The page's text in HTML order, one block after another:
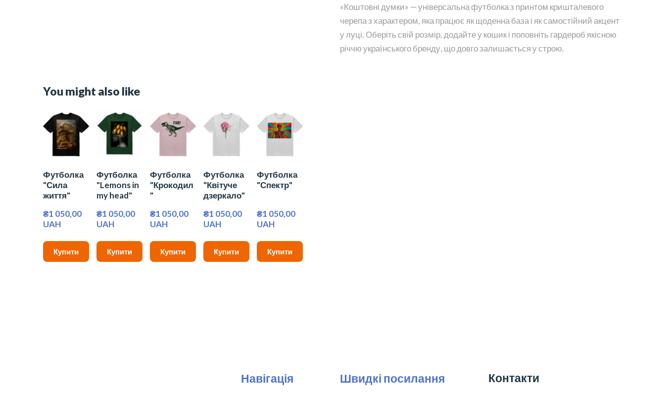
«Коштовні думки» — універсальна футболка з принтом кришталевого
черепа з характером, яка працює як щоденна база і як самостійний акцент
у луці. Оберіть свій розмір, додайте у кошик і поповніть гардероб якісною
річчю українського бренду, що довго залишається у строю.
You might also like
Футболка
"Сила
життя"
₴1 050,00
UAH
Купити
Футболка
"Lemons in
my head"
₴1 050,00
UAH
Купити
Футболка
"Крокодил
"
₴1 050,00
UAH
Купити
Футболка
"Квітуче
дзеркало"
₴1 050,00
UAH
Купити
Футболка
"Спектр"
₴1 050,00
UAH
Купити
Навігація Швидкі посилання Контакти